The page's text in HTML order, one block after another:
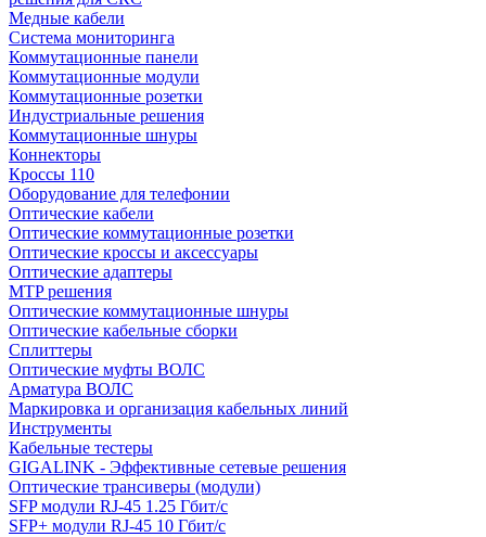
Медные кабели
Система мониторинга
Коммутационные панели
Коммутационные модули
Коммутационные розетки
Индустриальные решения
Коммутационные шнуры
Коннекторы
Кроссы 110
Оборудование для телефонии
Оптические кабели
Оптические коммутационные розетки
Оптические кроссы и аксессуары
Оптические адаптеры
MTP решения
Оптические коммутационные шнуры
Оптические кабельные сборки
Сплиттеры
Оптические муфты ВОЛС
Арматура ВОЛС
Маркировка и организация кабельных линий
Инструменты
Кабельные тестеры
GIGALINK - Эффективные сетевые решения
Оптические трансиверы (модули)
SFP модули RJ-45 1.25 Гбит/c
SFP+ модули RJ-45 10 Гбит/c